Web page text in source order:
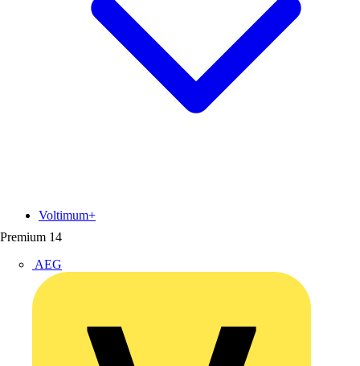
Premium 14
AEG
Voltimum+